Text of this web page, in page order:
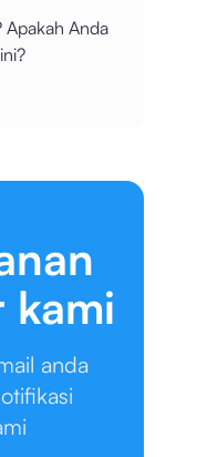
Apakah Anda
kami
anda